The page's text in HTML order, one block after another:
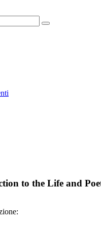
to the Life and